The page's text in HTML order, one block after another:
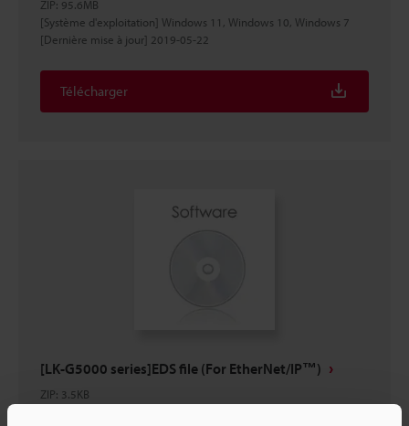
ZIP: 95.6MB
[Système d'exploitation] Windows 11, Windows 10, Windows 7
[Dernière mise à jour] 2019-05-22
Télécharger
[LK-G5000 series]EDS file (For EtherNet/IP™)
ZIP: 3.5KB